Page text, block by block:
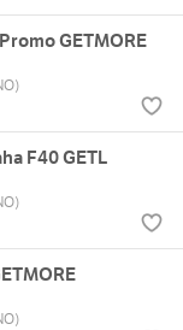
GETMORE
F40 GETL